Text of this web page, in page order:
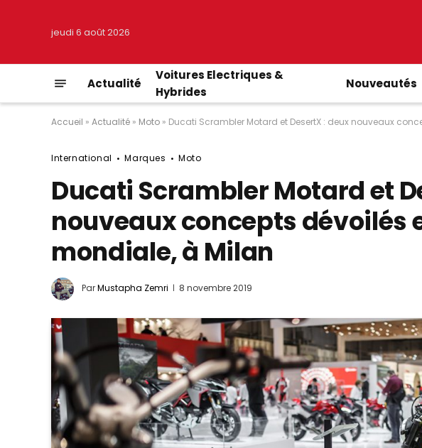
jeudi 6 août 2026
Actualité
Voitures Electriques &
Hybrides
Nouveautés
Accueil » Actualité » Moto » Ducati Scrambler Motard et DesertX : deux nouveaux
International Marques Moto
Ducati Scrambler Motard et
nouveaux concepts
mondiale, à Milan
ParMustapha Zemri 8 novembre 2019